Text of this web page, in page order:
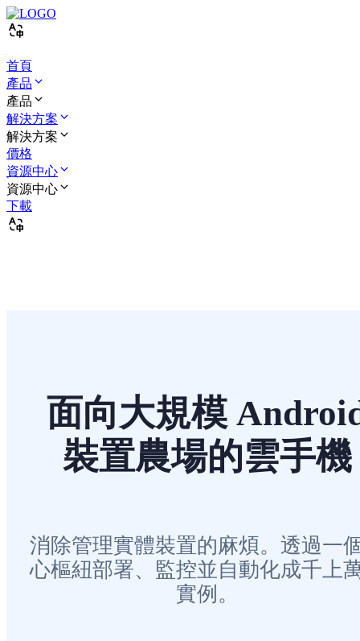
首頁
產品
產品
解決方案
解決方案
價格
資源中心
資源中心
下載
面向大規模
裝置農場的雲手機
消除管理實體裝置的麻煩。透過一
心樞紐部署、監控並自動化成千上
實例。